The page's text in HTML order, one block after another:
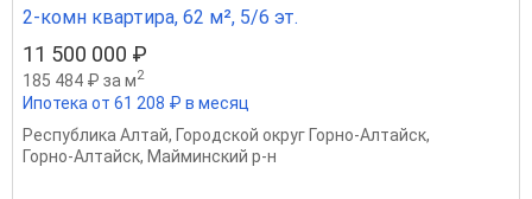
2-комн квартира, 62 м², 5/6 эт.
11 500 000 ₽
185 484 ₽ за м2
Ипотека от 61 208 ₽ в месяц
Республика Алтай, Городской округ Горно-Алтайск,
Горно-Алтайск, Майминский р-н